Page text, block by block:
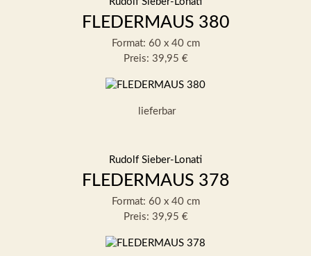
FLEDERMAUS 380
Format: 60 x 40 cm
Preis: 39,95 €
lieferbar
Rudolf Sieber-Lonati
FLEDERMAUS 378
Format: 60 x 40 cm
Preis: 39,95 €